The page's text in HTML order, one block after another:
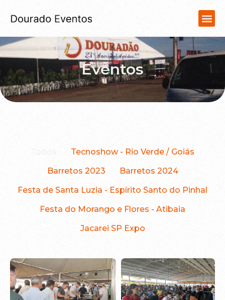
Eventos
Tecnoshow - Rio Verde / Goiás
Barretos 2023
Barretos 2024
Festa de Santa Luzia - Espírito Santo do Pinhal
Festa do Morango e Flores - Atibaia
Jacarei SP Expo